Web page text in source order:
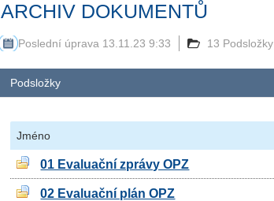
ARCHIV DOKUMENTŮ
Poslední úprava 13.11.23 9:33 13 Podsložky
Podsložky
Jméno
01 Evaluační zprávy OPZ
02 Evaluační plán OPZ